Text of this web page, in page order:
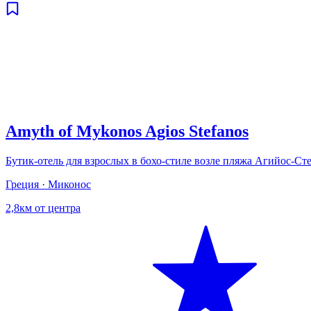
Amyth of Mykonos Agios Stefanos
Бутик-отель для взрослых в бохо-стиле возле пляжа Агийос-
Греция · Миконос
2,8км от центра